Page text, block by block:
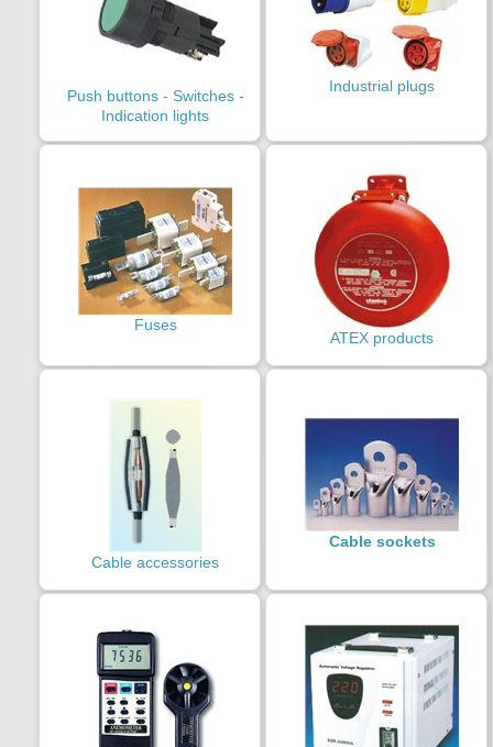
Push buttons - Switches -
Indication lights
Industrial plugs
Fuses
ATEX products
Cable accessories
Cable sockets